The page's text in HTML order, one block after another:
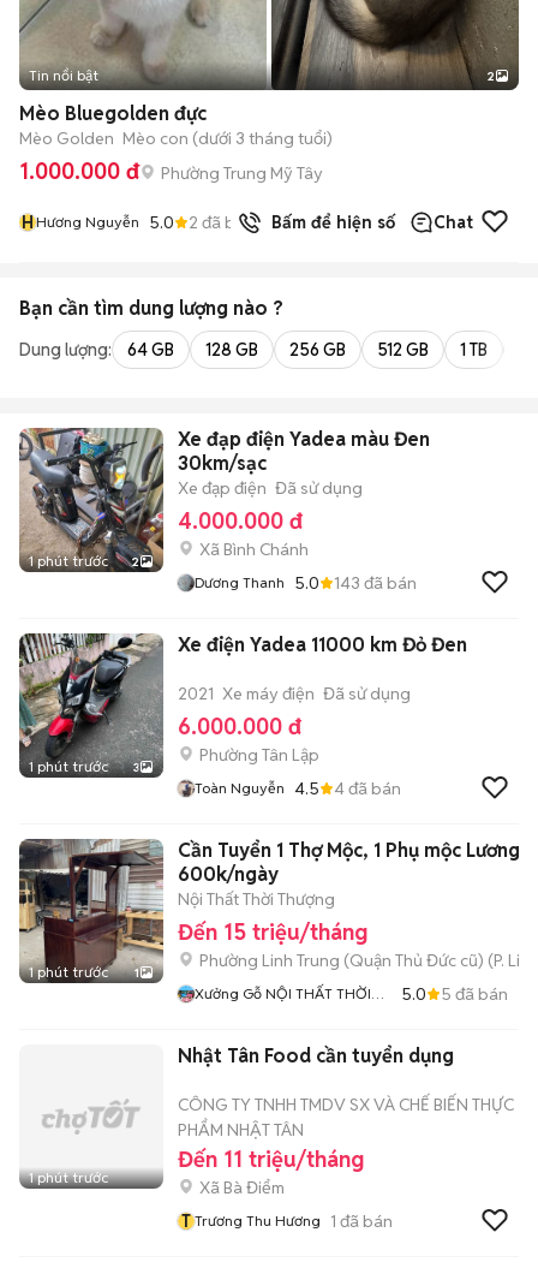
Tin nổi bật 2
Mèo Bluegolden đực
Mèo Golden Mèo con (dưới 3 tháng tuổi)
1.000.000 đ Phường Trung Mỹ Tây
HHương Nguyễn 5.0 2 đã bán Bấm để hiện số Chat
Bạn cần tìm dung lượng nào ?
Dung lượng: 64 GB 128 GB 256 GB 512 GB 1 TB
1 phút trước 2
Xe đạp điện Yadea màu Đen
30km/sạc
Xe đạp điện Đã sử dụng
4.000.000 đ
Xã Bình Chánh
Dương Thanh 5.0 143 đã bán
1 phút trước 3
Xe điện Yadea 11000 km Đỏ Đen
2021 Xe máy điện Đã sử dụng
6.000.000 đ
Phường Tân Lập
Toàn Nguyễn 4.5 4đã bán
1 phút trước 1
Cần Tuyển 1 Thợ Mộc, 1 Phụ mộc Lương
600k/ngày
Nội Thất Thời Thượng
Đến 15 triệu/tháng
Phường Linh Trung (Quận Thủ Đức cũ) (P.
Xưởng Gỗ NỘI THẤT THỜI
5.0 5 đã bán
1 phút trước
Nhật Tân Food cần tuyển dụng
CÔNG TY TNHH TMDV SX VÀ CHẾ BIẾN THỰC
PHẨM NHẬT TÂN
Đến 11 triệu/tháng
Xã Bà Điểm
T Trương Thu Hương 1 đã bán